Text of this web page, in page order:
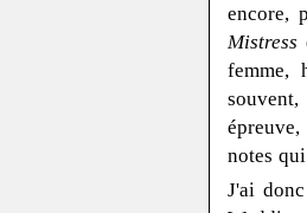
encore,
Mistress
femme,
notes
J'ai